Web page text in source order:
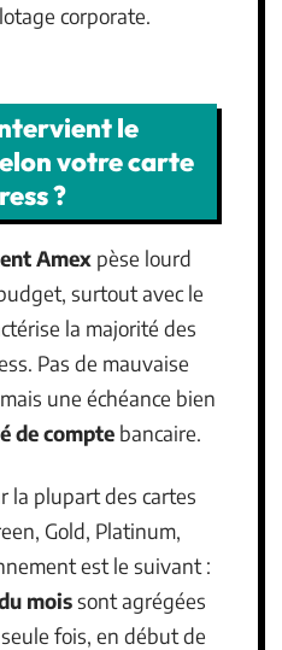
corporate.
le
votre carte
?
Amex pèse lourd
surtout avec le
la majorité des
Pas de mauvaise
une échéance bien
de compte bancaire.
la plupart des cartes
Gold, Platinum,
est le suivant :
moissont agrégées
fois, en début de